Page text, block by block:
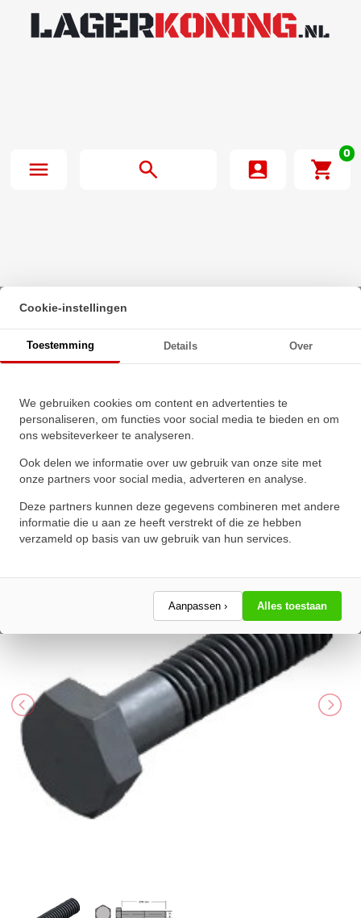
0
Beginpagina·
Zeskanttapbout Deeldraad DIN 931 M27x270mm 10.9
Onbehandeld
Cookie-instellingen
Toestemming Details Over
We gebruiken cookies om content en advertenties te
personaliseren, om functies voor social media te bieden en om
ons websiteverkeer te analyseren.
Ook delen we informatie over uw gebruik van onze site met
onze partners voor social media, adverteren en analyse.
Deze partners kunnen deze gegevens combineren met andere
informatie die u aan ze heeft verstrekt of die ze hebben
verzameld op basis van uw gebruik van hun services.
Aanpassen › Alles toestaan
Zeskanttapbout Deeldraad DIN
931 M27x270mm 10.9
Onbehandeld
Schrijf een review!